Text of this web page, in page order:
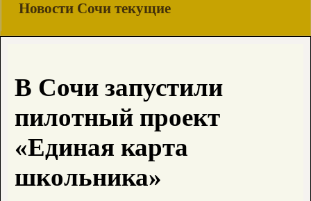
Новости Сочи текущие
В Сочи запустили
пилотный проект
«Единая карта
школьника»